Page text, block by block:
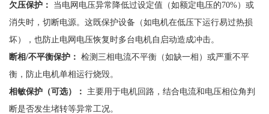
欠压保护：
当电网电压异常降低过设定值（如额定电压的70%）或
消失时，切断电源。这既保护设备（如电机在低压下运行易过热损
坏），也防止电网电压恢复时多台电机自启动造成冲击。
断相/不平衡保护： 检测三相电流不平衡（如缺一相）或严重不平
衡，防止电机单相运行烧毁。
相敏保护（可选）：
主要用于电机回路，结合电流和电压相位角判
断是否发生堵转等异常工况。